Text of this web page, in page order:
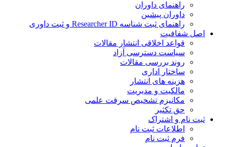
راهنمای داوران
داوران پیشین
راهنمای ثبت شناسه Researcher ID و ثبت داوری
شفافیت
قواعد اخلاقی انتشار مقالات
سیاست دسترسی آزاد
روند بررسی مقالات
ساختار اداری
هزینه های انتشار
مالکیت و مدیریت
ﻣﮑﺎﻧﯿﺰم ﺗﺸﺨﯿﺺ ﺳﺮﻗﺖ ﻋﻠﻤﯽ
حق تکثیر
نام و اشتراک
اطلاعات ثبت نام
فرم ثبت نام